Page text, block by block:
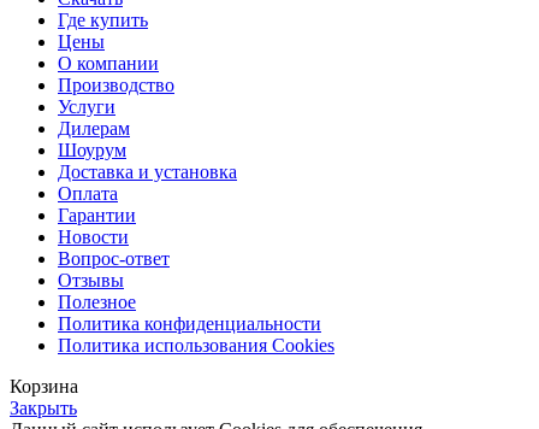
Где купить
Цены
О компании
Производство
Услуги
Дилерам
Шоурум
Доставка и установка
Оплата
Гарантии
Новости
Вопрос-ответ
Отзывы
Полезное
Политика конфиденциальности
Политика использования Cookies
Корзина
Закрыть